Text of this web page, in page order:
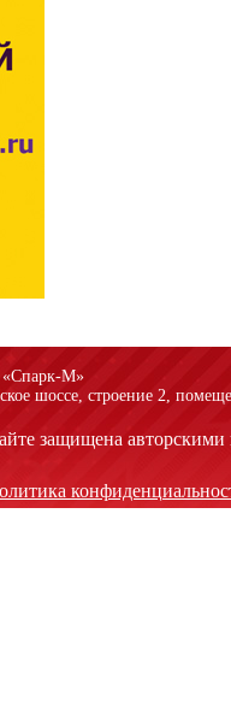
M»
шоссе, строение 2,
защищена